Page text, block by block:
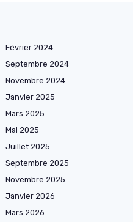
Février 2024
Septembre 2024
Novembre 2024
Janvier 2025
Mars 2025
Mai 2025
Juillet 2025
Septembre 2025
Novembre 2025
Janvier 2026
Mars 2026